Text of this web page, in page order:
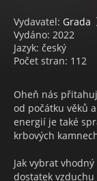
Vydavatel: Grada
Vydáno: 2022
Jazyk: český
Počet stran: 112
Oheň nás
od počátku věků
energií je také
krbových
Jak vybrat
dostatek